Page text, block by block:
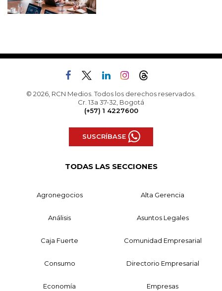
© 2026, RCN Medios. Todos los derechos reservados.
Cr. 13a 37-32, Bogotá
(+57) 1 4227600
SUSCRÍBASE
TODAS LAS SECCIONES
Agronegocios Alta Gerencia
Análisis Asuntos Legales
Caja Fuerte Comunidad Empresarial
Consumo Directorio Empresarial
Economía Empresas